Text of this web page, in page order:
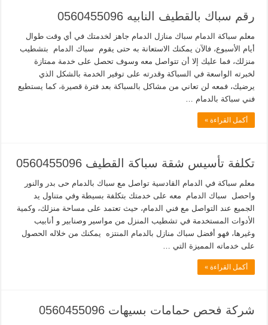
رقم سباك بالقطيف النابيه 0560455096
معلم سباكة الدمام سباك منازل الدمام جاهز لخدمتك في أي وقت طوال
أيام الأسبوع، فالآن يمكنك الاستعانة به حتى يقوم سباك الدمام بتشطيب
منزلك، فما عليك إلا أن تتواصل معه وسوف تحصل على خدمة ممتازة
لخبرته الواسعة في السباكة وقدرته على توفير الخدمة بالشكل الذي
يرضيك، فمعه لن تعاني من مشاكل بالسباكة بعد فترة قصيرة، كما يستطيع
فني سباكة بالدمام …
أكمل القراءة »
تكلفة تأسيس شقة سباكة القطيف 0560455096
معلم سباكة في الدمام القادسية تواصل مع سباك بالدمام حى بدر والنور
واحصل سباك الدمام معه على خدمتك بتكلفة بسيطة وفي متناول يد
الجميع عند التواصل مع فني الدمام، حيث تعتمد على مساحة منزلك، وكمية
الأدوات المستخدمة في تشطيب المنزل من مواسير وصنابير و أنابيب
وغيرها، فهو أفضل سباك منازل بالدمام المنتزه يمكنك من خلاله الحصول
على خدماته المميزة التي …
أكمل القراءة »
شركة فحص حمامات بسيهات 0560455096